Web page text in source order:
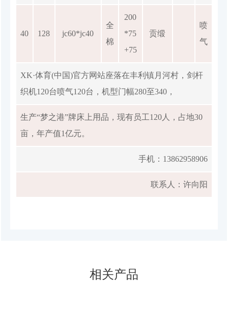
40 128 jc60*jc40
全
棉
200
*75
+75
贡缎
喷
气
XK·体育(中国)官方网站座落在丰利镇月河村，剑杆
织机120台喷气120台，机型门幅280至340，
生产“梦之港”牌床上用品，现有员工120人，占地30
亩，年产值1亿元。
手机： 13862958906
联系人：许向阳
相关产品